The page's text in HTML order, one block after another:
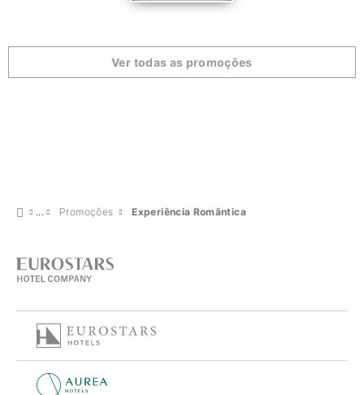
Ver todas as promoções
Promoções Experiência Romântica